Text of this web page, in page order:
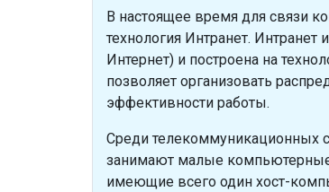
В настоящее время для связи
технология Интранет.
Интернет) и построена на
позволяет организовать
эффективности работы.
Среди телекоммуникационных
занимают малые
имеющие всего один хост-